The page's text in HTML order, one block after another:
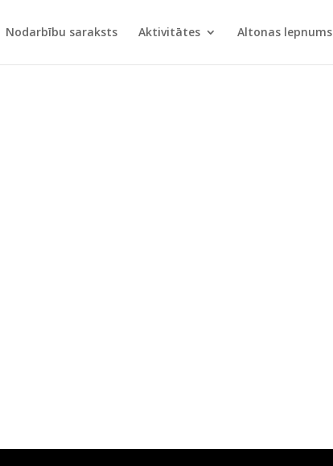
Nodarbību saraksts Aktivitātes Altonas lepnums